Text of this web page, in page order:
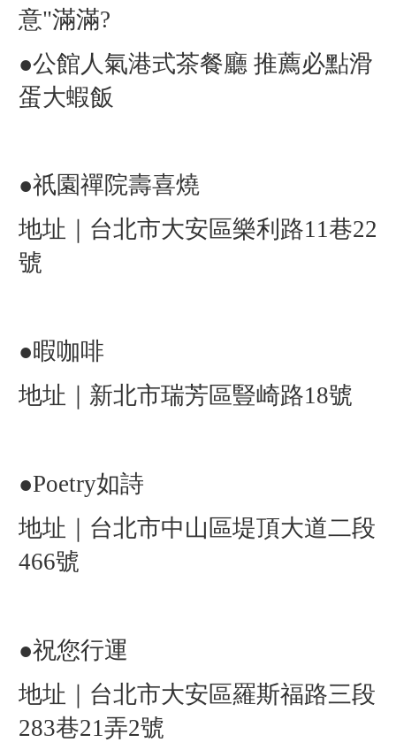
意"滿滿?
●公館人氣港式茶餐廳 推薦必點滑
蛋大蝦飯
●祇園禪院壽喜燒
地址｜台北市大安區樂利路11巷22
號
●暇咖啡
地址｜新北市瑞芳區豎崎路18號
●Poetry如詩
地址｜台北市中山區堤頂大道二段
466號
●祝您行運
地址｜台北市大安區羅斯福路三段
283巷21弄2號